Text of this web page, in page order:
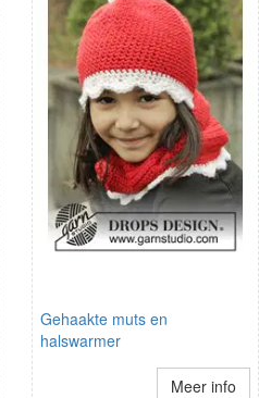
Gehaakte muts en
halswarmer
Meer info